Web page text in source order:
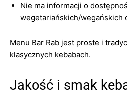
Nie ma informacji o
wegetariańskich/wegańskich
Menu Bar Rab jest proste i
klasycznych kebabach.
Jakość i smak